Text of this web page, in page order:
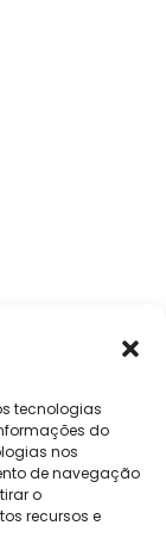
tecnologias
do
nos
de navegação
o
recursos e
Soluções
DP e RH
NG Folha
eKeep